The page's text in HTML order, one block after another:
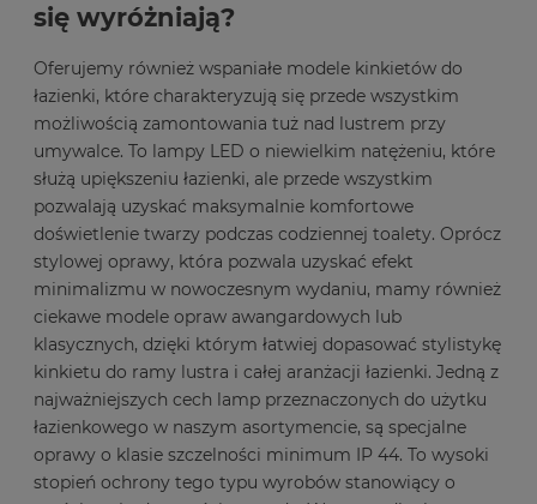
się wyróżniają?
Oferujemy również wspaniałe modele kinkietów do
łazienki, które charakteryzują się przede wszystkim
możliwością zamontowania tuż nad lustrem przy
umywalce. To lampy LED o niewielkim natężeniu, które
służą upiększeniu łazienki, ale przede wszystkim
pozwalają uzyskać maksymalnie komfortowe
doświetlenie twarzy podczas codziennej toalety. Oprócz
stylowej oprawy, która pozwala uzyskać efekt
minimalizmu w nowoczesnym wydaniu, mamy również
ciekawe modele opraw awangardowych lub
klasycznych, dzięki którym łatwiej dopasować stylistykę
kinkietu do ramy lustra i całej aranżacji łazienki. Jedną z
najważniejszych cech lamp przeznaczonych do użytku
łazienkowego w naszym asortymencie, są specjalne
oprawy o klasie szczelności minimum IP 44. To wysoki
stopień ochrony tego typu wyrobów stanowiący o